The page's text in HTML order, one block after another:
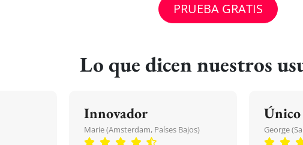
PRUEBA GRATIS
Lo que dicen nuestros
Innovador
Marie (Amsterdam, Países Bajos)
Único
George